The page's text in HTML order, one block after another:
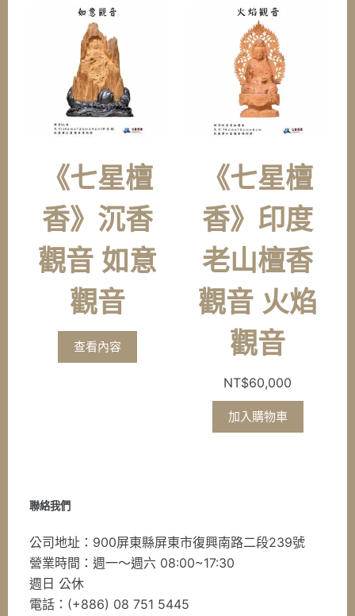
《七星檀
香》沉香
觀音 如意
觀音
查看內容
《七星檀
香》印度
老山檀香
觀音 火焰
觀音
NT$60,000
加入購物車
聯絡我們
公司地址：900屏東縣屏東市復興南路二段239號
營業時間：週一～週六 08:00~17:30
週日 公休
電話：(+886) 08 751 5445